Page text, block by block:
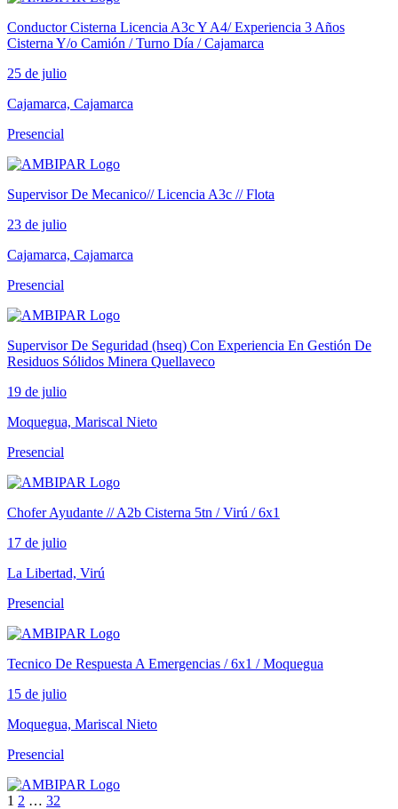
Conductor Cisterna Licencia A3c Y A4/ Experiencia 3 Años
Cisterna Y/o Camión / Turno Día / Cajamarca
25 de julio
Cajamarca, Cajamarca
Presencial
Supervisor De Mecanico// Licencia A3c // Flota
23 de julio
Cajamarca, Cajamarca
Presencial
Supervisor De Seguridad (hseq) Con Experiencia En Gestión De
Residuos Sólidos Minera Quellaveco
19 de julio
Moquegua, Mariscal Nieto
Presencial
Chofer Ayudante // A2b Cisterna 5tn / Virú / 6x1
17 de julio
La Libertad, Virú
Presencial
Tecnico De Respuesta A Emergencias / 6x1 / Moquegua
15 de julio
Moquegua, Mariscal Nieto
Presencial
1 2 … 32